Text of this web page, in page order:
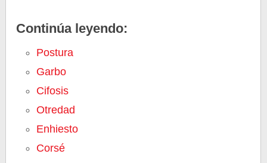
Continúa leyendo:
Postura
Garbo
Cifosis
Otredad
Enhiesto
Corsé